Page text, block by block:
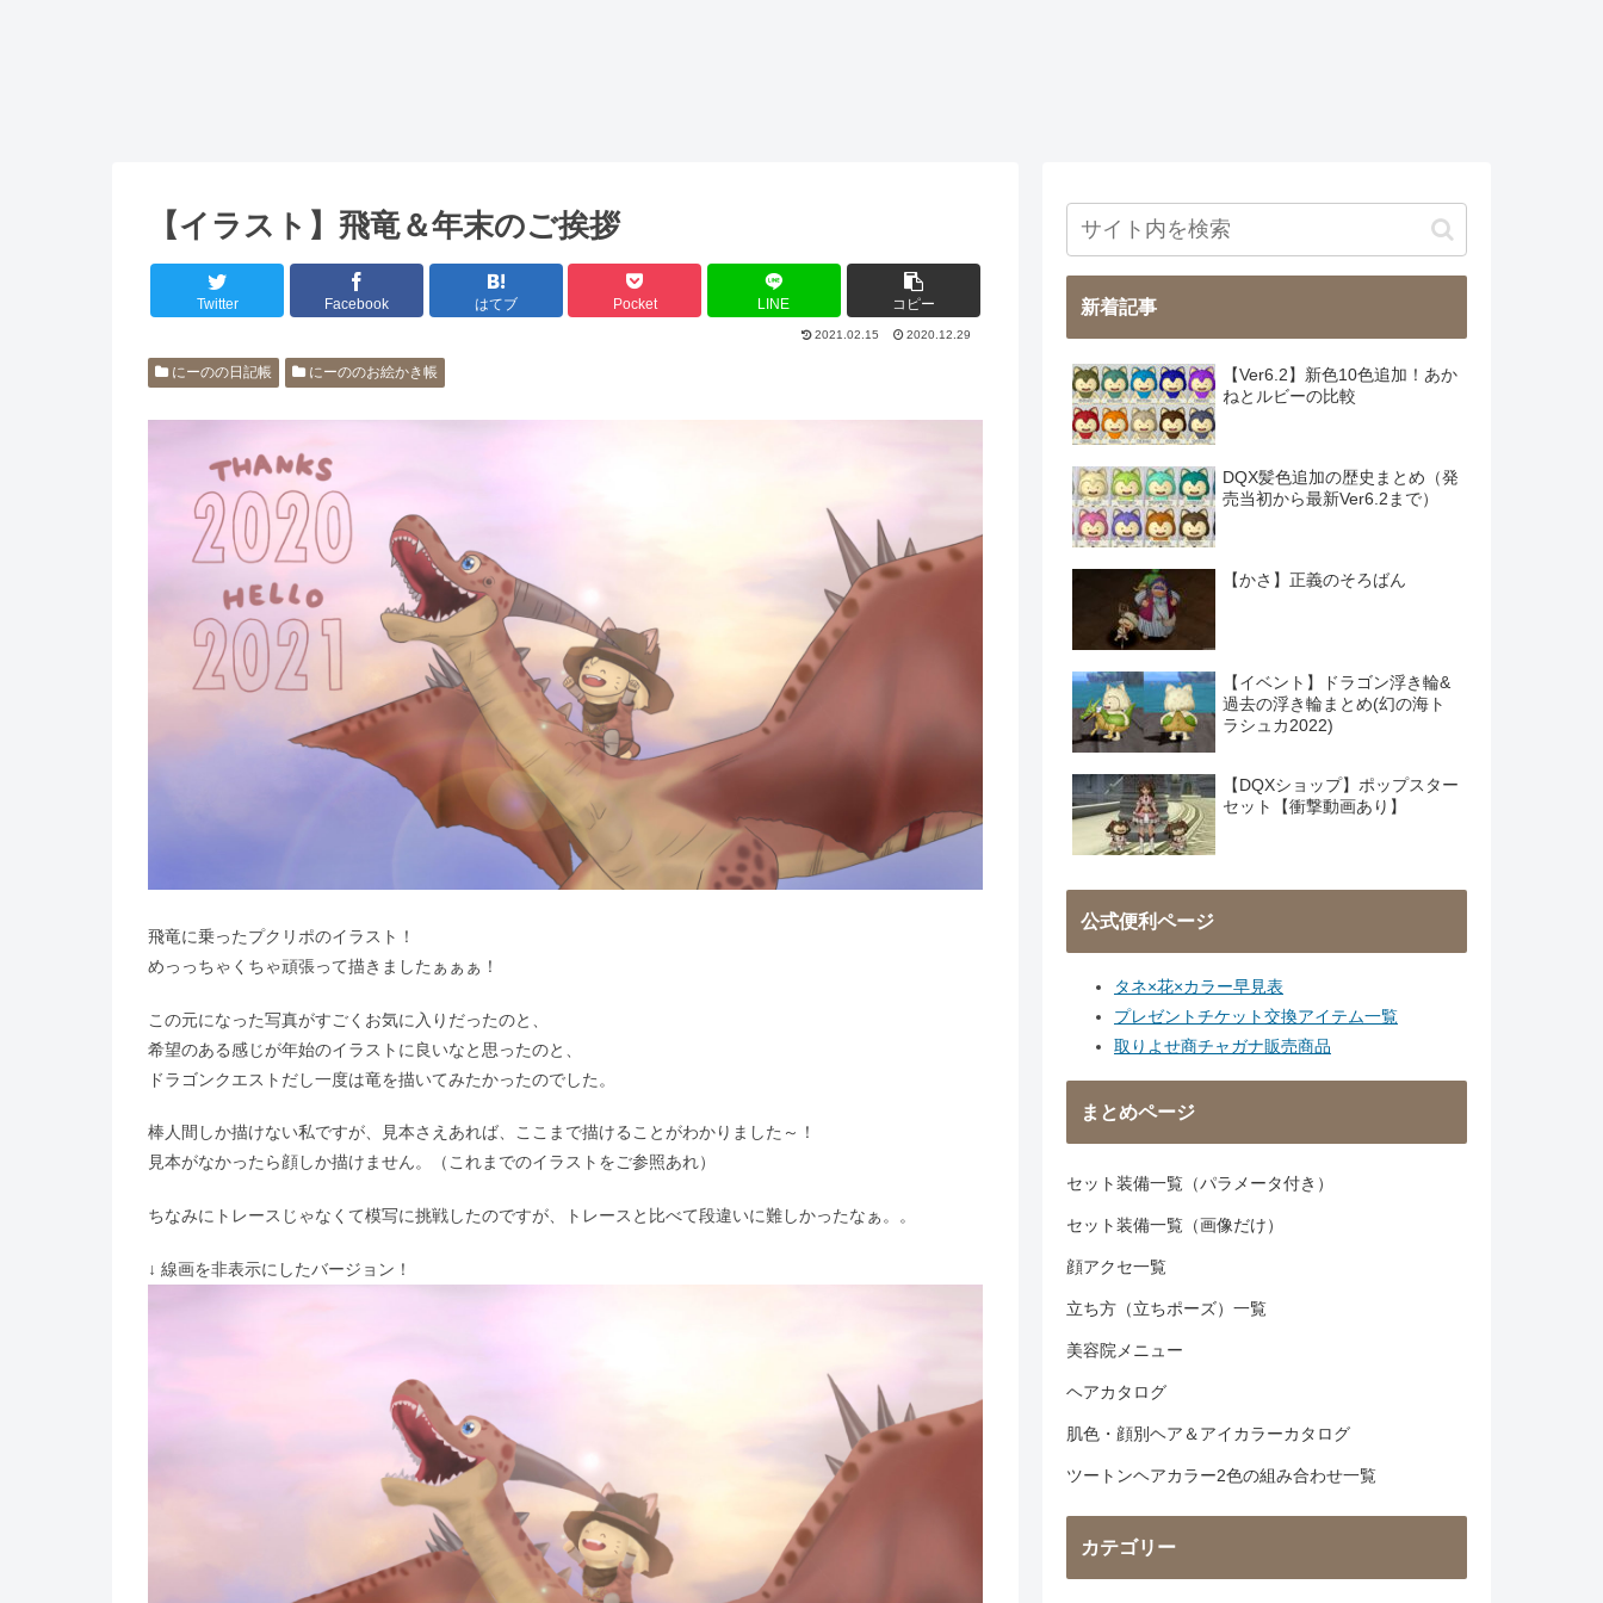
【イラスト】飛竜＆年末のご挨拶
Twitter Facebook はてブ Pocket LINE コピー
2021.02.15 2020.12.29
にーのの日記帳 にーののお絵かき帳
飛竜に乗ったプクリポのイラスト！
めっっちゃくちゃ頑張って描きましたぁぁぁ！
この元になった写真がすごくお気に入りだったのと、
希望のある感じが年始のイラストに良いなと思ったのと、
ドラゴンクエストだし一度は竜を描いてみたかったのでした。
棒人間しか描けない私ですが、見本さえあれば、ここまで描けることがわかりました～！
見本がなかったら顔しか描けません。（これまでのイラストをご参照あれ）
ちなみにトレースじゃなくて模写に挑戦したのですが、トレースと比べて段違いに難しかったなぁ。。
↓ 線画を非表示にしたバージョン！
新着記事
【Ver6.2】新色10色追加！あか
ねとルビーの比較
DQX髪色追加の歴史まとめ（発
売当初から最新Ver6.2まで）
【かさ】正義のそろばん
【イベント】ドラゴン浮き輪&
過去の浮き輪まとめ(幻の海ト
ラシュカ2022)
【DQXショップ】ポップスター
セット【衝撃動画あり】
公式便利ページ
タネ×花×カラー早見表
プレゼントチケット交換アイテム一覧
取りよせ商チャガナ販売商品
まとめページ
セット装備一覧（パラメータ付き）
セット装備一覧（画像だけ）
顔アクセ一覧
立ち方（立ちポーズ）一覧
美容院メニュー
ヘアカタログ
肌色・顔別ヘア＆アイカラーカタログ
ツートンヘアカラー2色の組み合わせ一覧
カテゴリー